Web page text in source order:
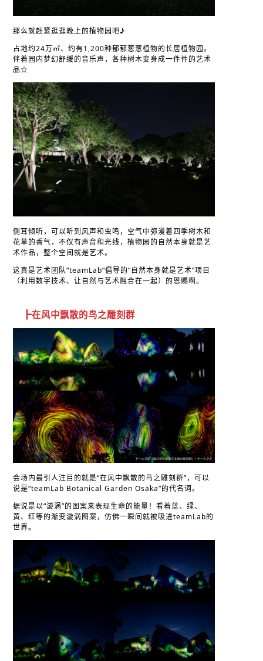
那么就赶紧逛逛晚上的植物园吧♪
占地约24万㎡、约有1,200种郁郁葱葱植物的长居植物园。
伴着园内梦幻舒缓的音乐声，各种树木变身成一件件的艺术
品☆
侧耳倾听，可以听到风声和虫鸣，空气中弥漫着四季树木和
花草的香气，不仅有声音和光线，植物园的自然本身就是艺
术作品，整个空间就是艺术。
这真是艺术团队“teamLab”倡导的“自然本身就是艺术”项目
（利用数字技术、让自然与艺术融合在一起）的恩赐啊。
┣在风中飘散的鸟之雕刻群
会场内最引人注目的就是“在风中飘散的鸟之雕刻群”，可以
说是“teamLab Botanical Garden Osaka”的代名词。
据说是以“漩涡”的图案来表现生命的能量！看着蓝、绿、
黄、红等的渐变漩涡图案，仿佛一瞬间就被吸进teamLab的
世界。